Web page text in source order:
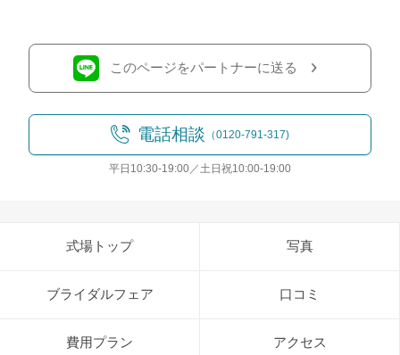
このページをパートナーに送る
電話相談 （0120-791-317)
平日10:30-19:00／土日祝10:00-19:00
式場トップ 写真
ブライダルフェア 口コミ
費用プラン アクセス